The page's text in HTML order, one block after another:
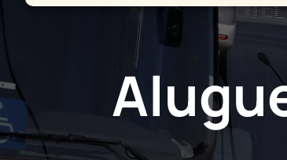
Vendas
Serviços
Contato